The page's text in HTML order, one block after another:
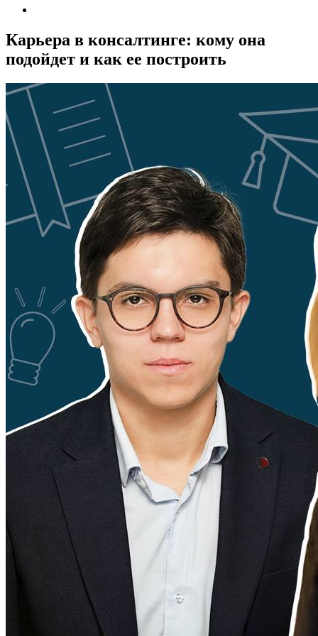
Карьера в консалтинге: кому она
подойдет и как ее построить